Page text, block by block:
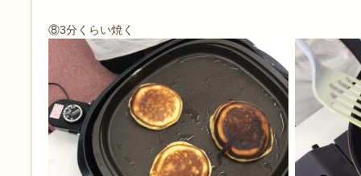
⑧3分くらい焼く